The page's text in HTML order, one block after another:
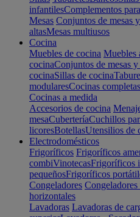
infantilesComplementos
Mesas Conjuntos de mesas
altasMesas multiusos
Cocina
Muebles de cocina Muebles
cocinaConjuntos de mesas
cocinaSillas de cocina
modularesCocinas completas
Cocinas a medida
Accesorios de cocina
mesaCuberteríaCuchillos
licoresBotellasUtensilios de
Electrodomésticos
Frigoríficos Frigoríficos
combiVinotecasFrigoríficos
pequeñosFrigoríficos
Congeladores
horizontales
Lavadoras Lavadoras de